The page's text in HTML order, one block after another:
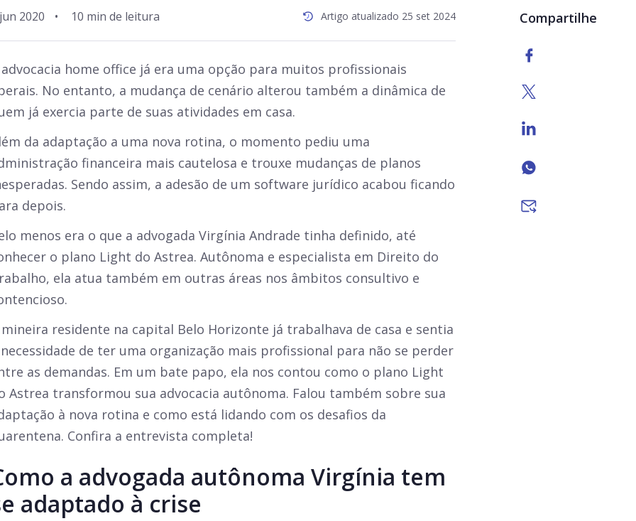
2020 • Artigo atualizado 25 set 2024
advocacia home office já era uma opção para muitos profissionais
No entanto, a mudança de cenário alterou também a dinâmica de
já exercia parte de suas atividades em casa.
da adaptação a uma nova rotina, o momento pediu uma
financeira mais cautelosa e trouxe mudanças de planos
Sendo assim, a adesão de um software jurídico acabou ficando
depois.
menos era o que a advogada Virgínia Andrade tinha definido, até
o plano Light do Astrea. Autônoma e especialista em Direito do
ela atua também em outras áreas nos âmbitos consultivo e
mineira residente na capital Belo Horizonte já trabalhava de casa e sentia
de ter uma organização mais profissional para não se perder
as demandas. Em um bate papo, ela nos contou como o plano Light
Astrea transformou sua advocacia autônoma. Falou também sobre sua
à nova rotina e como está lidando com os desafios da
Confira a entrevista completa!
a advogada autônoma Virgínia tem
adaptado à crise
Compartilhe